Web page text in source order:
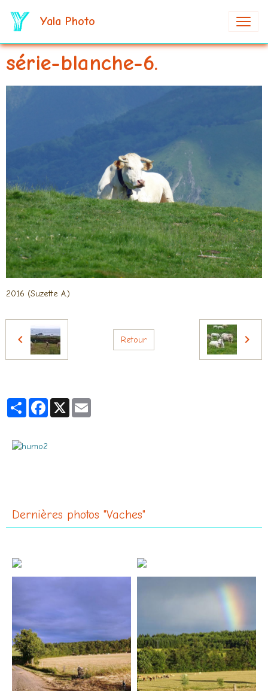
Yala Photo
série-blanche-6.
2016 (Suzette A.)
Retour
PartagerFacebook
X
Dernières photos "Vaches"